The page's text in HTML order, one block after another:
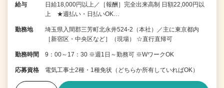
給与
日給18,000円以上／［報酬］完全出来高制 日額22,000円以
上 ★週払い・日払いOK…
勤務地
埼玉県入間郡三芳町北永井524-2（本社）／主に東京都内
［新宿区・中央区など］（現場） ☆直行直帰可
勤務時間 9：00～17：30 ※週1日～勤務可 ※WワークOK
応募資格 電気工事士2種・1種免状（どちらか所有していればOK）